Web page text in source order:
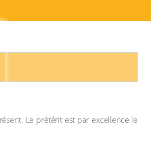
Le prétérit est par excellence le